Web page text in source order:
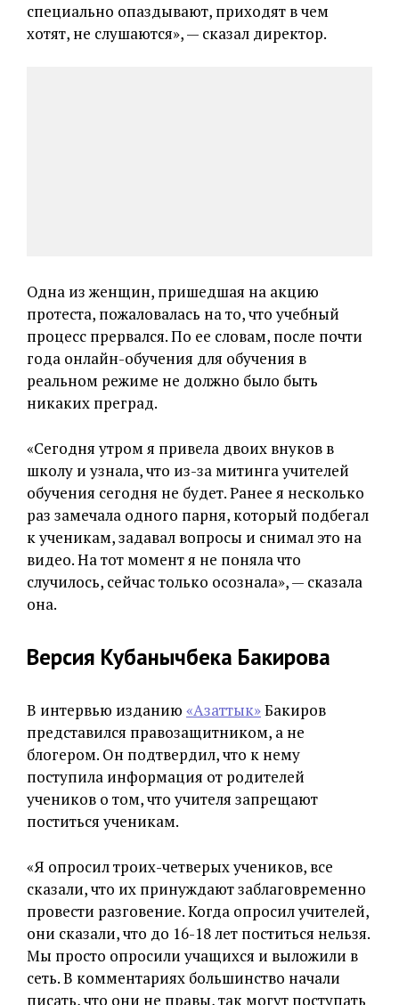
специально опаздывают, приходят в чем
хотят, не слушаются», — сказал директор.
Одна из женщин, пришедшая на акцию
протеста, пожаловалась на то, что учебный
процесс прервался. По ее словам, после почти
года онлайн-обучения для обучения в
реальном режиме не должно было быть
никаких преград.
«Сегодня утром я привела двоих внуков в
школу и узнала, что из-за митинга учителей
обучения сегодня не будет. Ранее я несколько
раз замечала одного парня, который подбегал
к ученикам, задавал вопросы и снимал это на
видео. На тот момент я не поняла что
случилось, сейчас только осознала», — сказала
она.
Версия Кубанычбека Бакирова
В интервью изданию «Азаттык»Бакиров
представился правозащитником, а не
блогером. Он подтвердил, что к нему
поступила информация от родителей
учеников о том, что учителя запрещают
поститься ученикам.
«Я опросил троих-четверых учеников, все
сказали, что их принуждают заблаговременно
провести разговение. Когда опросил учителей,
они сказали, что до 16-18 лет поститься нельзя.
Мы просто опросили учащихся и выложили в
сеть. В комментариях большинство начали
писать, что они не правы, так могут поступать